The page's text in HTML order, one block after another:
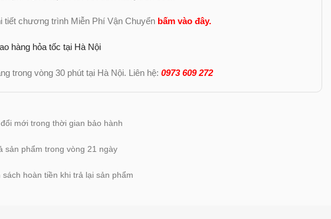
tiết chương trình Miễn Phí Vận Chuyển bấm vào đây.
hàng hỏa tốc tại Hà Nội
trong vòng 30 phút tại Hà Nội. Liên hệ: 0973 609 272
mới trong thời gian bảo hành
sản phẩm trong vòng 21 ngày
sách hoàn tiền khi trả lại sản phẩm